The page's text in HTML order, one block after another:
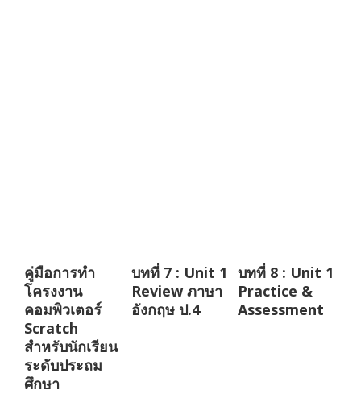
คู่มือการทำ
โครงงาน
คอมพิวเตอร์
Scratch
สำหรับนักเรียน
ระดับประถม
ศึกษา
บทที่ 7 : Unit 1
Review ภาษา
อังกฤษ ป.4
บทที่ 8 : Unit 1
Practice &
Assessment